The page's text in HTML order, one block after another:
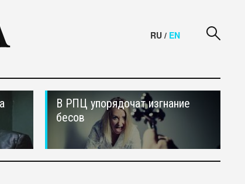
RU / EN
В РПЦ упорядочат изгнание
бесов